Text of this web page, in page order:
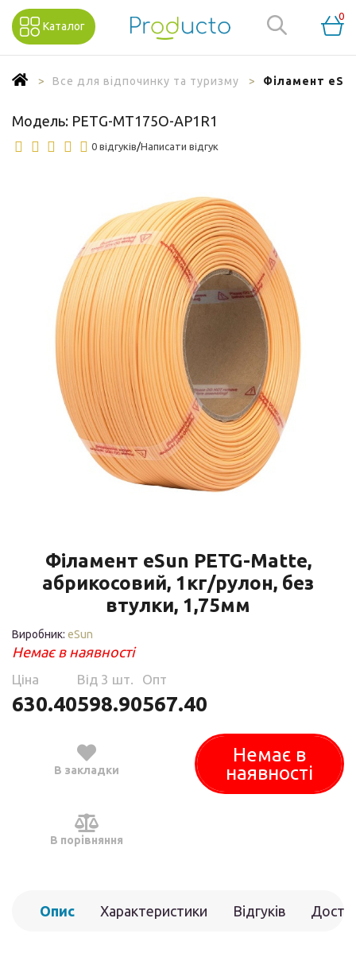
Каталог
0
Все для відпочинку та туризму Філамент
Модель: PETG-MT175O-AP1R1
0 відгуків/Написати відгук
Філамент eSun PETG-Matte,
абрикосовий, 1кг/рулон, без
втулки, 1,75мм
Виробник: eSun
Немає в наявності
Ціна
630.40
Від 3 шт.
598.90
Опт
567.40
В закладки
В порівняння
Немає в
наявності
Опис Характеристики Відгуків